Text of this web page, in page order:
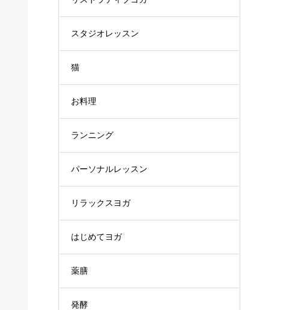
スタジオレッスン
猫
お料理
ランニング
パーソナルレッスン
リラックスヨガ
はじめてヨガ
薬膳
発酵